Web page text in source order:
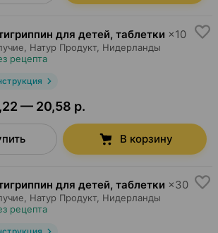
для детей, таблетки ×10
Натур Продукт, Нидерланды
рецепта
— 20,58 р.
В корзину
для детей, таблетки ×30
Натур Продукт, Нидерланды
рецепта